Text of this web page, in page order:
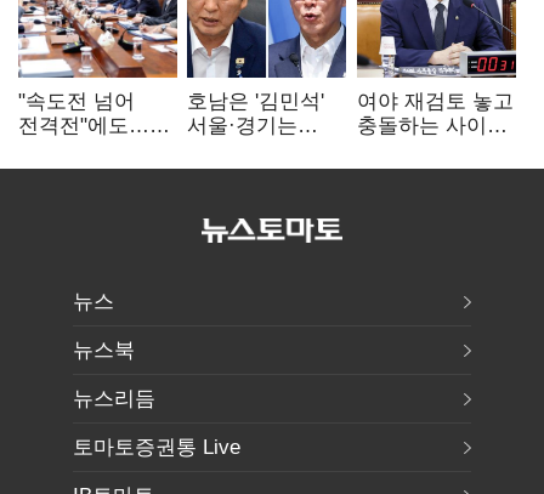
"속도전 넘어
전격전"에도…
주 52시간까지
호남은 '김민석'
서울·경기는
승자는 '안갯속'
여야 재검토 놓고
충돌하는 사이…
수 오차 당연"
뉴스
뉴스북
뉴스리듬
토마토증권통 Live